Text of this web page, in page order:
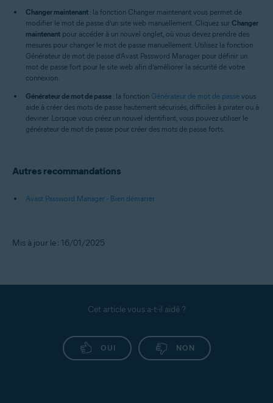
Changer maintenant : la fonction Changer maintenant vous permet de
modifier le mot de passe d’un site web manuellement. Cliquez sur Changer
maintenant pour accéder à un nouvel onglet, où vous devez prendre des
mesures pour changer le mot de passe manuellement. Utilisez la fonction
Générateur de mot de passe d’Avast Password Manager pour définir un
mot de passe fort pour le site web afin d’améliorer la sécurité de votre
connexion.
Générateur de mot de passe : la fonction Générateur de mot de passe vous
aide à créer des mots de passe hautement sécurisés, difficiles à pirater ou à
deviner. Lorsque vous créez un nouvel identifiant, vous pouvez utiliser le
générateur de mot de passe pour créer des mots de passe forts.
Autres recommandations
Avast Password Manager - Bien démarrer
Mis à jour le : 16/01/2025
Cet article vous a-t-il aidé ?
OUI NON